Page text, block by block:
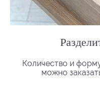
Количество и
можно